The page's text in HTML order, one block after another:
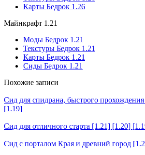
Карты Бедрок 1.26
Майнкрафт 1.21
Моды Бедрок 1.21
Текстуры Бедрок 1.21
Карты Бедрок 1.21
Сиды Бедрок 1.21
Похожие записи
Сид для спидрана, быстрого
[1.19]
Сид для отличного старта [1.21] [1.20]
Cид с порталом Края и древний город